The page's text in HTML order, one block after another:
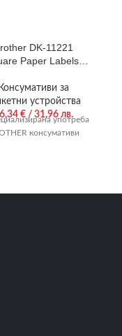
DK-11221
Paper Labels,
per roll (Black on
White)
Консумативи за
устройства
€ / 31,96 лв.
употреба
консумативи